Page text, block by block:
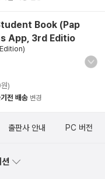
Book (Pap
App, 3rd Editio
)
전 배송 변경
출판사 안내 PC 버전